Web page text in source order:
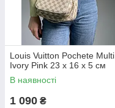
Louis Vuitton Pochete Multi
Ivory Pink 23 х 16 х 5 см
В наявності
1 090 ₴